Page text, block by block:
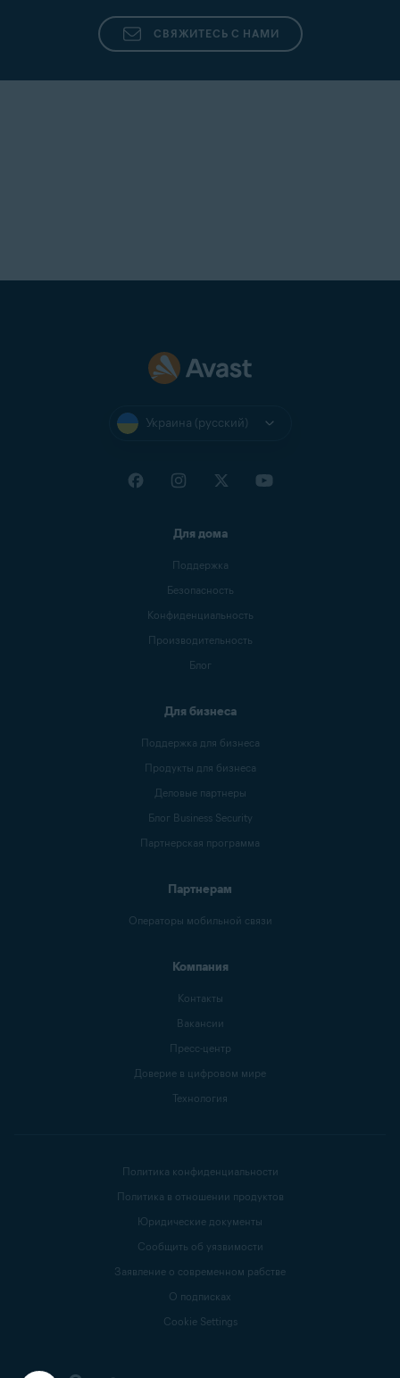
СВЯЖИТЕСЬ С НАМИ
Украина (русский)
Для дома
Поддержка
Безопасность
Конфиденциальность
Производительность
Блог
Для бизнеса
Поддержка для бизнеса
Продукты для бизнеса
Деловые партнеры
Блог Business Security
Партнерская программа
Партнерам
Операторы мобильной связи
Компания
Контакты
Вакансии
Пресс-центр
Доверие в цифровом мире
Технология
Политика конфиденциальности
Политика в отношении продуктов
Юридические документы
Сообщить об уязвимости
Заявление о современном рабстве
О подписках
Cookie Settings